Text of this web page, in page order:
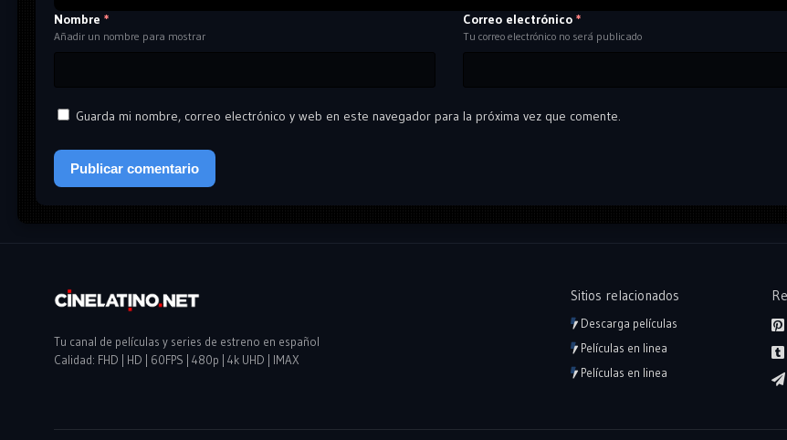
Nombre *
Añadir un nombre para mostrar
Correo electrónico *
Tu correo electrónico no será publicado
Guarda mi nombre, correo electrónico y web en este navegador para la próxima vez que comente.
Sitios relacionados
Descarga películas
Películas en linea
Películas en linea
Tu canal de películas y series de estreno en español
Calidad: FHD | HD | 60FPS | 480p | 4k UHD | IMAX